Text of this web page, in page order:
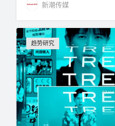
新潮传媒
趋势研究